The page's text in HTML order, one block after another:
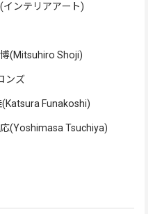
インテリアアート)
(Mitsuhiro Shoji)
ンズ
(Katsura Funakoshi)
(Yoshimasa Tsuchiya)